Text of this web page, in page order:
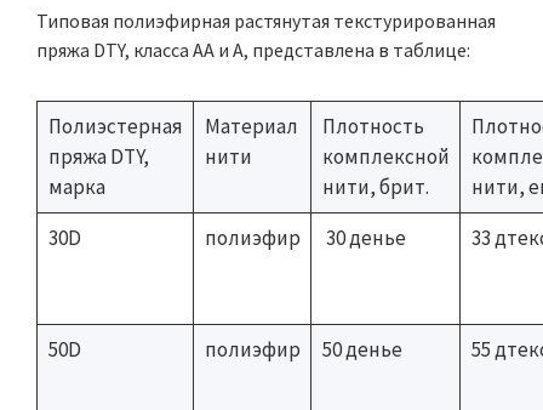
Типовая полиэфирная растянутая текстурированная
пряжа DTY, класса АА и А, представлена в таблице:
Полиэстерная
пряжа DTY,
марка
Материал
нити
Плотность
комплексной
нити, брит.
нити,
30D
полиэфир 30 денье 33
50D полиэфир 50 денье 55